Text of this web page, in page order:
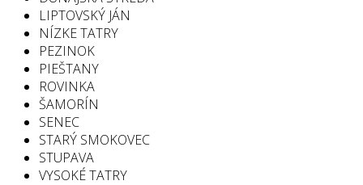
LIPTOVSKÝ JÁN
NÍZKE TATRY
PEZINOK
PIEŠTANY
ROVINKA
ŠAMORÍN
SENEC
STARÝ SMOKOVEC
STUPAVA
VYSOKÉ TATRY